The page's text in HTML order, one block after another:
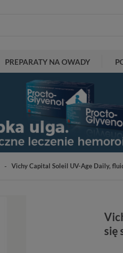
PREPARATY NA OWADY
Vichy Capital Soleil UV-Age Daily,
się